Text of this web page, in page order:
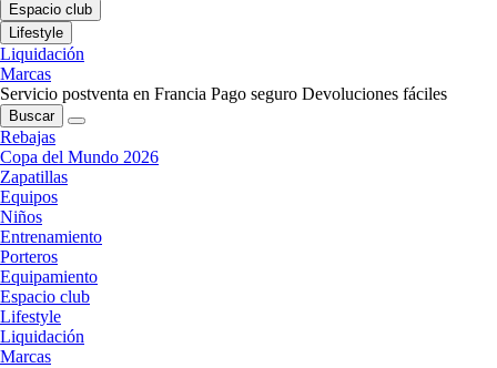
Espacio club
Lifestyle
Liquidación
Marcas
Servicio postventa en Francia Pago seguro Devoluciones fáciles
Buscar
Rebajas
Copa del Mundo 2026
Zapatillas
Equipos
Niños
Entrenamiento
Porteros
Equipamiento
Espacio club
Lifestyle
Liquidación
Marcas